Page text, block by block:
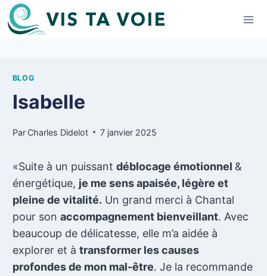
Aller
au
VIS TA VOIE
BLOG
Isabelle
Par Charles Didelot 7 janvier 2025
«Suite à un puissant déblocage émotionnel &
énergétique, je me sens apaisée, légère et
pleine de vitalité. Un grand merci à Chantal
pour son accompagnement bienveillant. Avec
beaucoup de délicatesse, elle m’a aidée à
explorer et à transformer les causes
profondes de mon mal-être. Je la recommande